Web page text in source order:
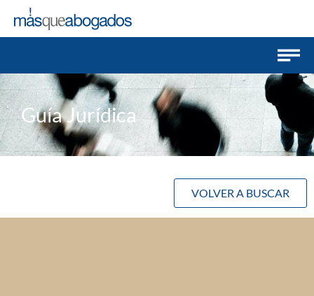
Guía Jurídica
VOLVER A BUSCAR